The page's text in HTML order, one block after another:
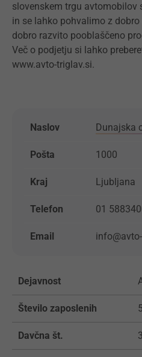
slovenskem trgu avtomobilov
in se lahko pohvalimo z
dobro razvito pooblaščeno
Več o podjetju si lahko
www.avto-triglav.si.
Naslov Dunajska
Pošta 1000
Kraj Ljubljana
Telefon 01
Email
Dejavnost
Število zaposlenih
Davčna št.